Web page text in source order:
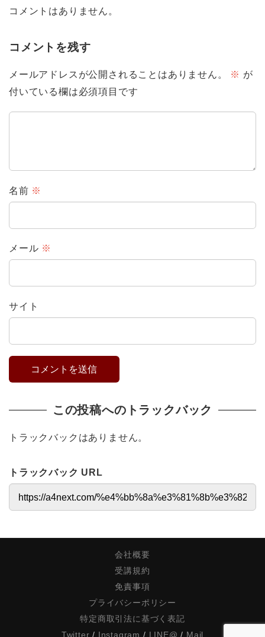
コメントはありません。
コメントを残す
メールアドレスが公開されることはありません。 ※ が
付いている欄は必須項目です
名前 ※
メール ※
サイト
この投稿へのトラックバック
トラックバックはありません。
トラックバック URL
会社概要
受講規約
免責事項
プライバシーポリシー
特定商取引法に基づく表記
Twitter / Instagram / LINE@ / Mail